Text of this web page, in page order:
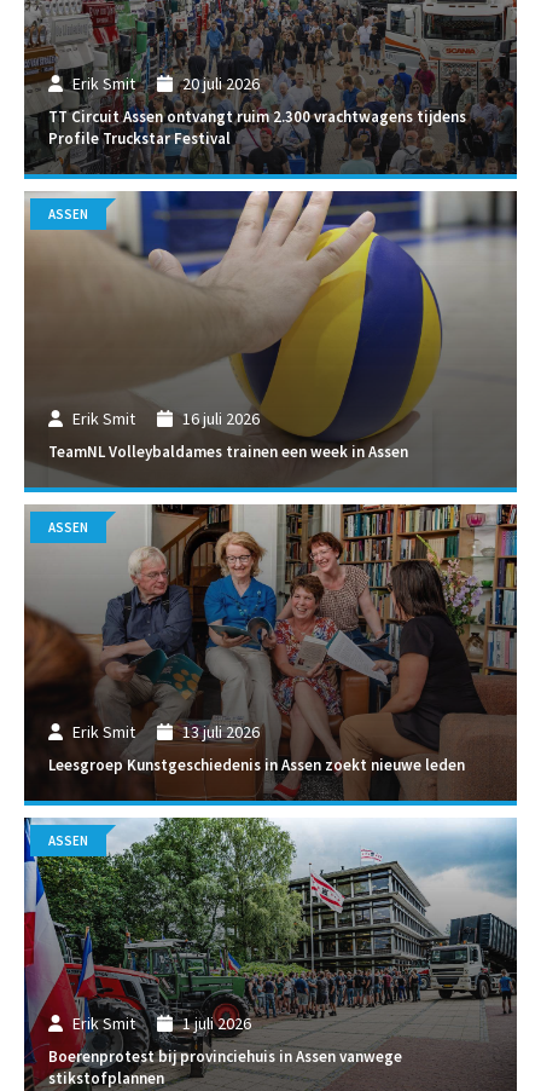
Erik Smit 20 juli 2026
TT Circuit Assen ontvangt ruim 2.300 vrachtwagens tijdens
Profile Truckstar Festival
Erik Smit 16 juli 2026
TeamNL Volleybaldames trainen een week in Assen
ASSEN
Erik Smit 13 juli 2026
Leesgroep Kunstgeschiedenis in Assen zoekt nieuwe leden
ASSEN
Erik Smit 1 juli 2026
Boerenprotest bij provinciehuis in Assen vanwege
stikstofplannen
ASSEN